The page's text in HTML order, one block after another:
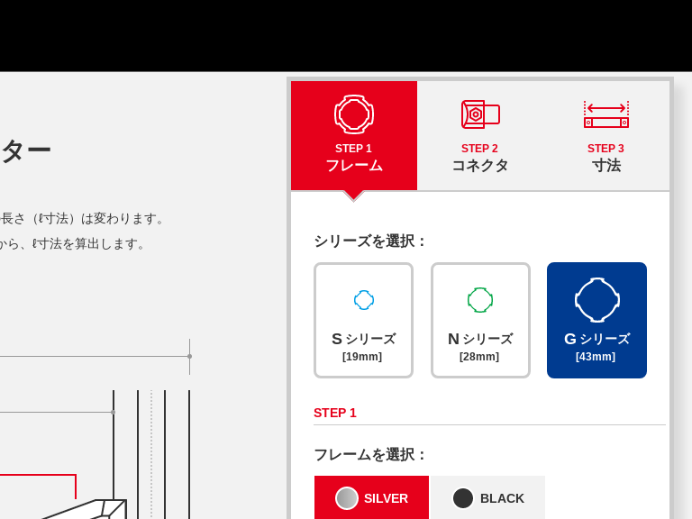
ー
さ（ℓ寸法）は変わります。
、ℓ寸法を算出します。
STEP 1
フレーム
STEP 2
コネクタ
STEP 3
寸法
シリーズを選択：
S シリーズ
[19mm]
N シリーズ
[28mm]
G シリーズ
[43mm]
STEP 1
フレームを選択：
SILVER BLACK